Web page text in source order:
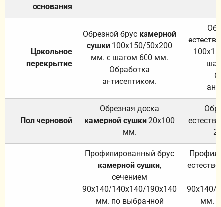
основания
Цокольное
перекрытие
Обрезной брус камерной
сушки 100х150/50х200
мм. с шагом 600 мм.
Обработка
антисептиком.
Пол черновой
Обрезная доска
камерной сушки 20х100
мм.
Профилированный брус
камерной сушки,
сечением
90х140/140х140/190х140
мм. по выбранной
90х140/
мм.